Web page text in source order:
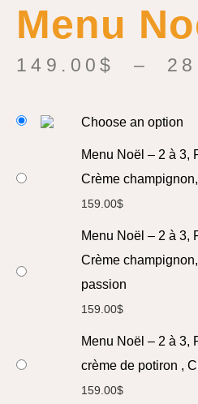
Menu
149.00$ –
Choose an option
Menu Noël – 2 à 3,
Crème
159.00$
Menu Noël – 2 à 3,
Crème
passion
159.00$
Menu Noël – 2 à 3,
crème de potiron ,
159.00$